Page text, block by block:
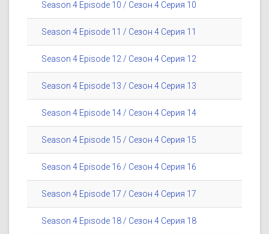
Season 4 Episode 10 / Сезон 4 Серия 10
Season 4 Episode 11 / Сезон 4 Серия 11
Season 4 Episode 12 / Сезон 4 Серия 12
Season 4 Episode 13 / Сезон 4 Серия 13
Season 4 Episode 14 / Сезон 4 Серия 14
Season 4 Episode 15 / Сезон 4 Серия 15
Season 4 Episode 16 / Сезон 4 Серия 16
Season 4 Episode 17 / Сезон 4 Серия 17
Season 4 Episode 18 / Сезон 4 Серия 18